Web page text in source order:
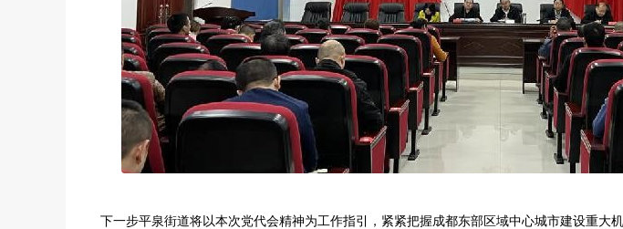
下一步平泉街道将以本次党代会精神为工作指引，紧紧把握成都东部区域中心城市建设重大